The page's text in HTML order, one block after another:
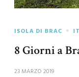
ISOLA DI BRAC
8 Giorni a
23 MARZO 2019